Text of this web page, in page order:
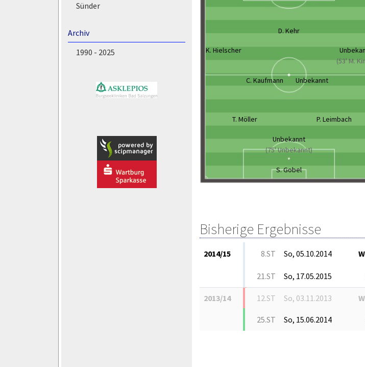
Sünder
Archiv
1990 - 2025
D. Kehr
K. Hielscher
(53' M.
C. Kaufmann Unbekannt
T. Möller P. Leimbach
Unbekannt
(75' Unbekannt)
S. Gobel
Bisherige Ergebnisse
2014/15 8.ST So, 05.10.2014
21.ST So, 17.05.2015
2013/14 12.ST So, 03.11.2013
25.ST So, 15.06.2014